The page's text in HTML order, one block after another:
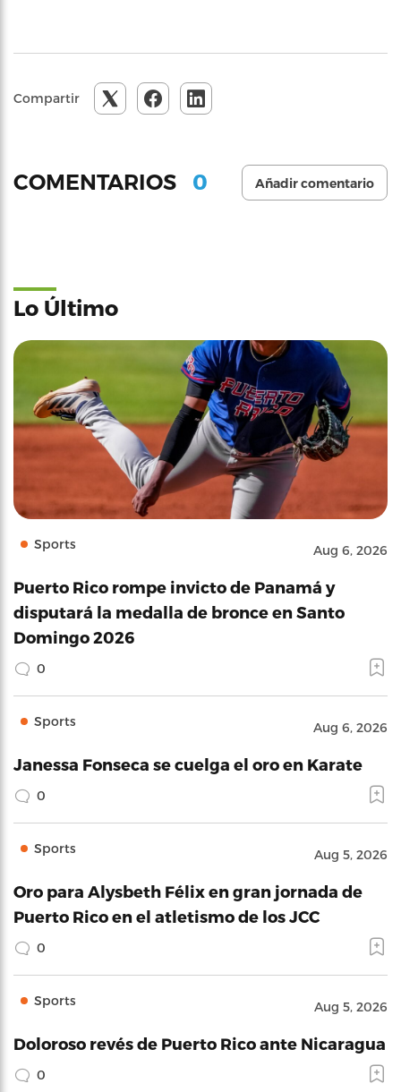
Compartir
COMENTARIOS 0 Añadir comentario
Lo Último
Sports Aug 6, 2026
Puerto Rico rompe invicto de Panamá y
disputará la medalla de bronce en Santo
Domingo 2026
0
Sports Aug 6, 2026
Janessa Fonseca se cuelga el oro en Karate
0
Sports Aug 5, 2026
Oro para Alysbeth Félix en gran jornada de
Puerto Rico en el atletismo de los JCC
0
Sports Aug 5, 2026
Doloroso revés de Puerto Rico ante Nicaragua
0